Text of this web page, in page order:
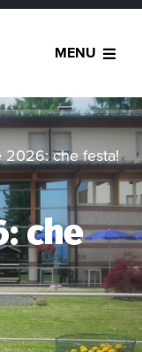
MENU
2026: che festa!
che